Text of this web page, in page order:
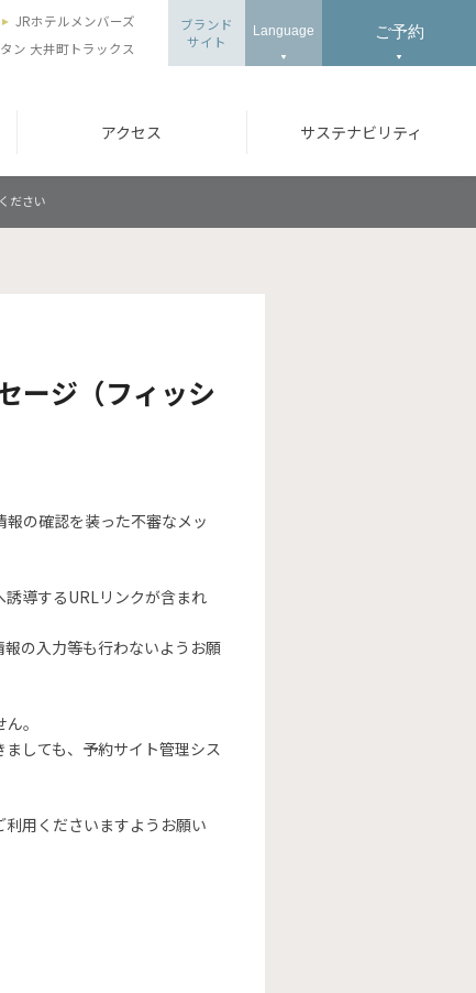
アクセス サステナビリティ
JRホテルメンバーズ
ン 大井町トラックス
ブランド
サイト
Language ご予約
ださい
ージ（フィッシ
の確認を装った不審なメッ
導するURLリンクが含まれ
の入力等も行わないようお願
。
しても、予約サイト管理シス
用くださいますようお願い